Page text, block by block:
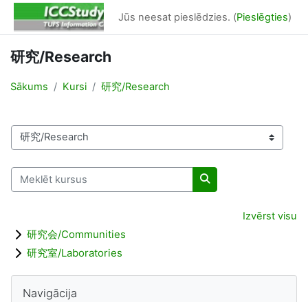
Atvērt galveno saturu
Jūs neesat pieslēdzies. (Pieslēgties)
研究/Research
Sākums Kursi 研究/Research
Kursu kategorijas
Meklēt kursus
Meklēt kursus
Izvērst visu
研究会/Communities
研究室/Laboratories
Bloki
Navigācija